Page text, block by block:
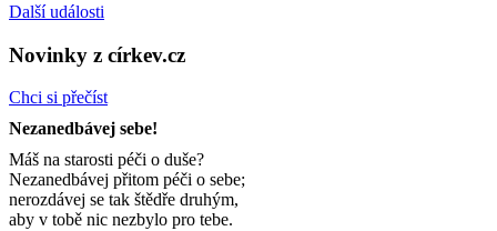
Další události
Novinky z církev.cz
Chci si přečíst
Nezanedbávej sebe!
Máš na starosti péči o duše?
Nezanedbávej přitom péči o sebe;
nerozdávej se tak štědře druhým,
aby v tobě nic nezbylo pro tebe.